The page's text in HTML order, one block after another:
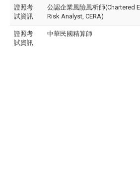
證照考
試資訊
公認企業風險風析師(Chartered
Risk Analyst, CERA)
證照考
試資訊
中華民國精算師